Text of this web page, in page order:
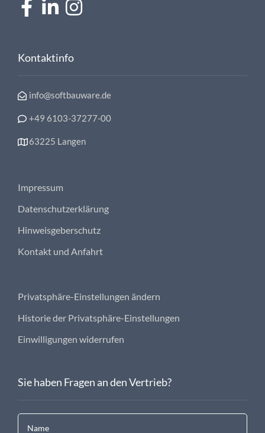
Kontaktinfo
info@softbauware.de
+49 6103-37277-00
63225 Langen
Impressum
Datenschutzerklärung
Hinweisgeberschutz
Kontakt und Anfahrt
Privatsphäre-Einstellungen ändern
Historie der Privatsphäre-Einstellungen
Einwilligungen widerrufen
Sie haben Fragen an den Vertrieb?